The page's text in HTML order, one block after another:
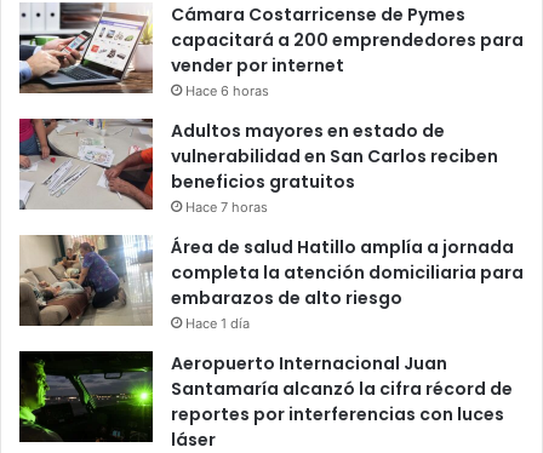
Cámara Costarricense de Pymes
capacitará a 200 emprendedores para
vender por internet
Hace 6 horas
Adultos mayores en estado de
vulnerabilidad en San Carlos reciben
beneficios gratuitos
Hace 7 horas
Área de salud Hatillo amplía a jornada
completa la atención domiciliaria para
embarazos de alto riesgo
Hace 1 día
Aeropuerto Internacional Juan
Santamaría alcanzó la cifra récord de
reportes por interferencias con luces
láser